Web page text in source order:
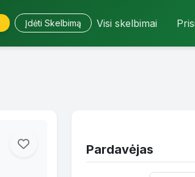
Įdėti Skelbimą Visi skelbimai
Pardavėjas